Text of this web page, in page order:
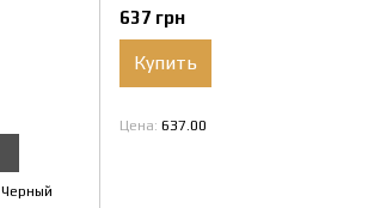
Черный
637 грн
Купить
Цена 637.00